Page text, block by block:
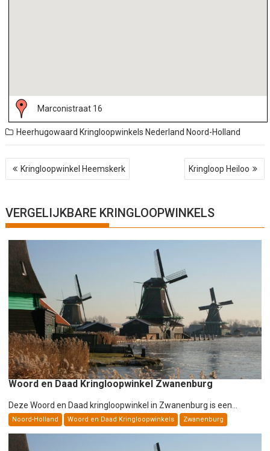
Marconistraat 16
Heerhugowaard Kringloopwinkels Nederland Noord-Holland
e
c
h
g
a
i
e
Kringloopwinkel Heemskerk Kringloop Heiloo
VERGELIJKBARE KRINGLOOPWINKELS
Woord en Daad Kringloopwinkel Zwanenburg
Deze Woord en Daad kringloopwinkel in Zwanenburg is een...
Noord-Holland Woord en Daad Kringloopwinkels Zwanenburg